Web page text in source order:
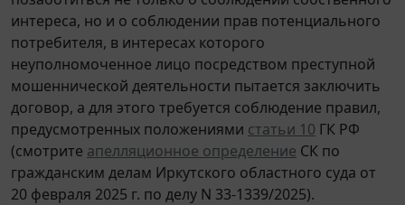
интереса, но и о соблюдении прав потенциального
потребителя, в интересах которого
неуполномоченное лицо посредством преступной
мошеннической деятельности пытается заключить
договор, а для этого требуется соблюдение правил,
предусмотренных положениями статьи 10 ГК РФ
(смотрите апелляционное определение СК по
гражданским делам Иркутского областного суда от
20 февраля 2025 г. по делу N 33-1339/2025).